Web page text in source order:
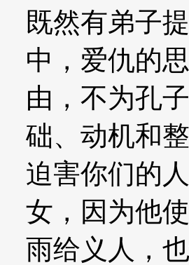
既然有弟子
中，爱仇的
由，不为孔
础、动机和
迫害你们的
女，因为他
雨给义人，